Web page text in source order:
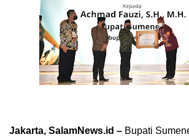
Jakarta, SalamNews.id – Bupati